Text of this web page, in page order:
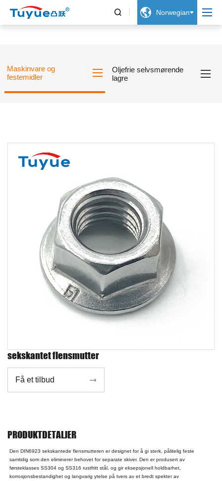
  Norwegian
Maskinvare og
festemidler
Oljefrie selvsmørende
lagre
sekskantet flensmutter
Få et tilbud 
PRODUKTDETALJER
Den DIN6923 sekskantede flensmutteren er designet for å gi sterk, pålitelig feste
samtidig som den eliminerer behovet for separate skiver. Den er produsert av
førsteklasses SS304 og SS316 rustfritt stål, og gir eksepsjonell holdbarhet,
korrosjonsbestandighet og langvarig ytelse på tvers av et bredt spekter av